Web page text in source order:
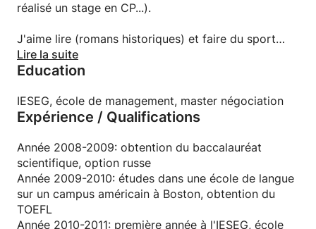
réalisé un stage en CP...).
J'aime lire (romans historiques) et faire du sport
(basket). J'ai le contact facile avec les jeunes (j'ai
déjà eu plusieurs élèves, fait de l'aide aux devoirs
organisation de tournois de basket pour enfants, j'ai
réalisé un stage en CP...). J'ai de plus une certaine
(en quatrième et troisième).
Lire la suite
Education
IESEG, école de management, master négociation
Expérience / Qualifications
Année 2008-2009: obtention du baccalauréat
scientifique, option russe
Année 2009-2010: études dans une école de langue
sur un campus américain à Boston, obtention du
TOEFL
Année 2010-2011: première année à l'IESEG, école